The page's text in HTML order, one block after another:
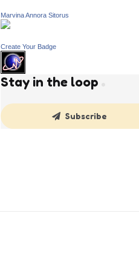
Marvina Annora Sitorus
Create Your Badge
Stay in the loop
Subscribe